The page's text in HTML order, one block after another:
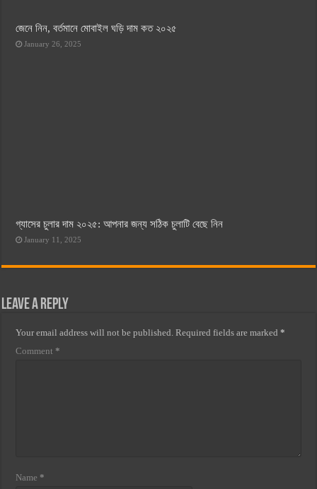
জেনে নিন, বর্তমানে মোবাইল ঘড়ি দাম কত ২০২৫
January 26, 2025
গ্যাসের চুলার দাম ২০২৫: আপনার জন্য সঠিক চুলাটি বেছে নিন
January 11, 2025
Leave a Reply
Your email address will not be published. Required fields are marked*
Comment *
Name *